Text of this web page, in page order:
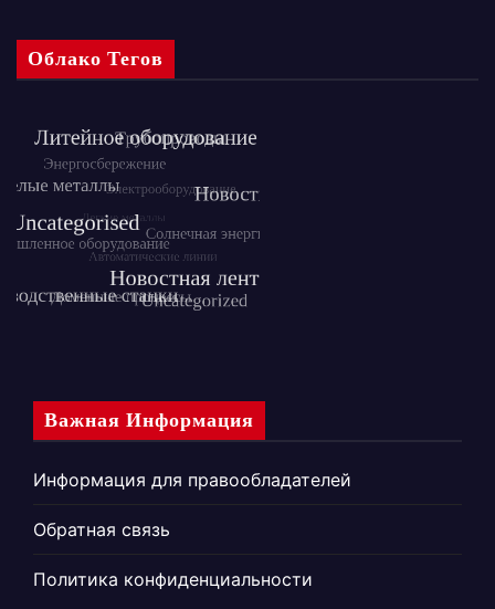
Облако Тегов
Важная Информация
Информация для правообладателей
Обратная связь
Политика конфиденциальности